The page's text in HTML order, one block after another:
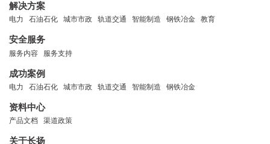
解决方案
电力 石油石化 城市市政 轨道交通 智能制造 钢铁冶金 教育
安全服务
服务内容 服务支持
成功案例
电力 石油石化 城市市政 轨道交通 智能制造 钢铁冶金
资料中心
产品文档 渠道政策
关于长扬